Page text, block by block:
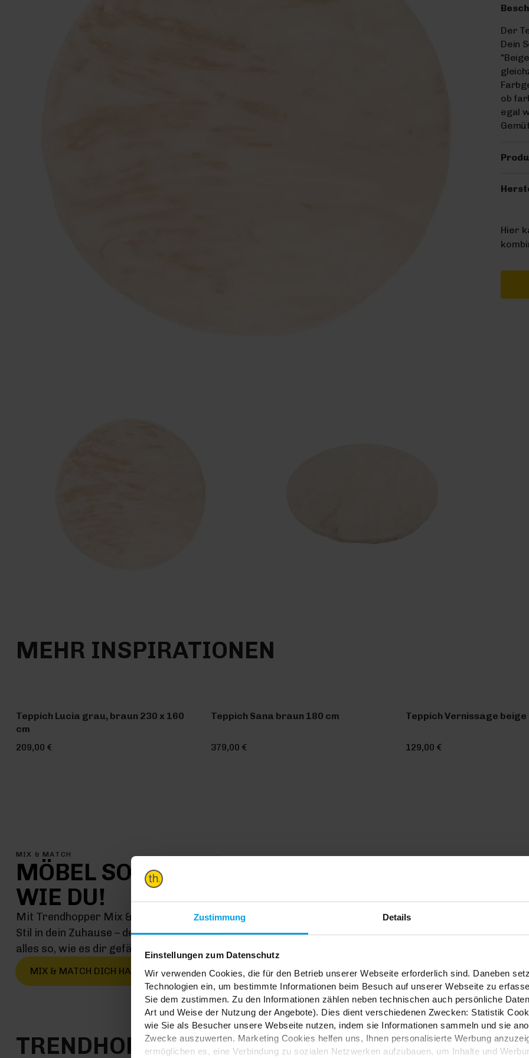
Zustimmung Details
Einstellungen zum Datenschutz
Wir verwenden Cookies, die für den Betrieb unserer Webseite erforderlich sind. Daneben
Technologien ein, um bestimmte Informationen beim Besuch auf unserer Webseite zu
Sie dem zustimmen. Zu den Informationen zählen neben technischen auch persönliche
Art und Weise der Nutzung der Angebote). Dies dient verschiedenen Zwecken: Statistik
wie Sie als Besucher unsere Webseite nutzen, indem sie Informationen sammeln und sie
Zwecke auszuwerten. Marketing Cookies helfen uns, Ihnen personalisierte Werbung
ermöglichen es, eine Verbindung zu sozialen Netzwerken aufzubauen, um Inhalte und
Der
Dein
ob
egal
Hier
MEHR INSPIRATIONEN
Teppich Lucia grau, braun 230 x 160
cm
209,00 €
Teppich Sana braun 180 cm
379,00 €
Teppich Vernissage beige
129,00 €
MIX & MATCH
MÖBEL SO EINMALIG
WIE DU!
Mit Trendhopper Mix & Match kommt jetzt genau dein
Stil in dein Zuhause – denn hier kombinierst du einfach
alles so, wie es dir gefällt
MIX & MATCH DICH HAPPY
TRENDHOPPER STORES